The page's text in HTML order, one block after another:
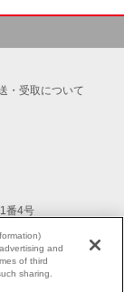
・受取について
番4号
and
of third
sharing.